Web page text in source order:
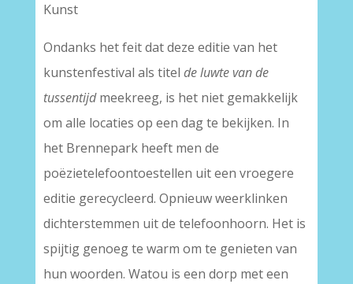
Kunst
Ondanks het feit dat deze editie van het
kunstenfestival als titel de luwte van de
tussentijdmeekreeg, is het niet gemakkelijk
om alle locaties op een dag te bekijken. In
het Brennepark heeft men de
poëzietelefoontoestellen uit een vroegere
editie gerecycleerd. Opnieuw weerklinken
dichterstemmen uit de telefoonhoorn. Het is
spijtig genoeg te warm om te genieten van
hun woorden. Watou is een dorp met een